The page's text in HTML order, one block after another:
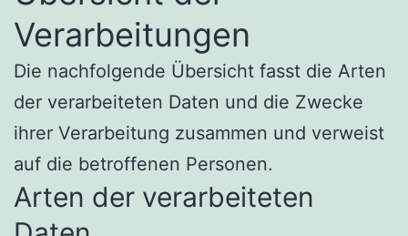
Verarbeitungen
Die nachfolgende Übersicht fasst die Arten
der verarbeiteten Daten und die Zwecke
ihrer Verarbeitung zusammen und verweist
auf die betroffenen Personen.
Arten der verarbeiteten